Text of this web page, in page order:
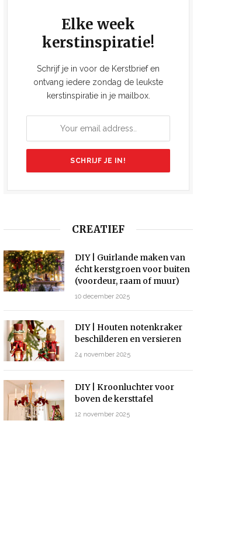
Elke week
kerstinspiratie!
Schrijf je in voor de Kerstbrief en
ontvang iedere zondag de leukste
kerstinspiratie in je mailbox.
CREATIEF
DIY | Guirlande maken van
écht kerstgroen voor buiten
(voordeur, raam of muur)
10 december 2025
DIY | Houten notenkraker
beschilderen en versieren
24 november 2025
DIY | Kroonluchter voor
boven de kersttafel
12 november 2025